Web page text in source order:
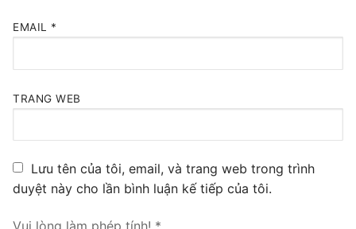
TIN TỨC
HƯỚNG DẪN
EMAIL *
TRANG WEB
Lưu tên của tôi, email, và trang web trong trình
duyệt này cho lần bình luận kế tiếp của tôi.